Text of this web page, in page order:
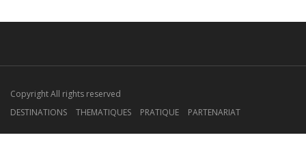
Copyright All rights reserved
DESTINATIONS
THEMATIQUES PRATIQUE PARTENARIAT